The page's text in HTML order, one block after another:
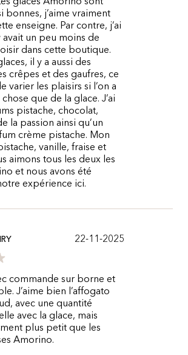
bonnes, j’aime vraiment
enseigne. Par contre, j’ai
avait un peu moins de
dans cette boutique.
il y a aussi des
crêpes et des gaufres, ce
varier les plaisirs si l’on a
que de la glace. J’ai
pistache, chocolat,
la passion ainsi qu’un
crème pistache. Mon
vanille, fraise et
aimons tous les deux les
et nous avons été
expérience ici.
22-11-2025
commande sur borne et
J’aime bien l’affogato
avec une quantité
avec la glace, mais
plus petit que les
Amorino.